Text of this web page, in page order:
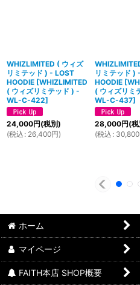
WHIZLIMITED ( ウィズ
リミテッド ) - LOST
HOODIE [WHIZLIMITED
( ウィズリミテッド ) -
WL-C-422]
24,000円(税別)
(税込 : 26,400円)
リミテッド )
HOODIE [
( ウィズリミ
WL-C-437]
28,000円(
(税込 : 30,800
ホーム
マイページ
FAITH本店 SHOP概要